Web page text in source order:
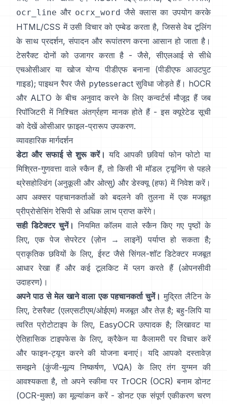
ocr_line और ocrx_word जैसे क्लास का उपयोग करके
HTML/CSS में उसी विचार को एम्बेड करता है, जिससे वेब टूलिंग
के साथ प्रदर्शन, संपादन और रूपांतरण करना आसान हो जाता है।
टेसरैक्ट दोनों को उजागर करता है - जैसे, सीएलआई से सीधे
एचओसीआर या खोज योग्य पीडीएफ बनाना (पीडीएफ आउटपुट
गाइड); पाइथन रैपर जैसे pytesseract सुविधा जोड़ते हैं। hOCR
और ALTO के बीच अनुवाद करने के लिए कन्वर्टर्स मौजूद हैं जब
रिपॉजिटरी में निश्चित अंतर्ग्रहण मानक होते हैं - इस क्यूरेटेड सूची
को देखें ओसीआर फ़ाइल-प्रारूप उपकरण.
व्यावहारिक मार्गदर्शन
डेटा और सफाई से शुरू करें। यदि आपकी छवियां फोन फोटो या
मिश्रित-गुणवत्ता वाले स्कैन हैं, तो किसी भी मॉडल ट्यूनिंग से पहले
थ्रेसहोल्डिंग (अनुकूली और ओत्सु) और डेस्क्यू (हफ) में निवेश करें।
आप अक्सर पहचानकर्ताओं को बदलने की तुलना में एक मजबूत
प्रीप्रोसेसिंग रेसिपी से अधिक लाभ प्राप्त करेंगे।
सही डिटेक्टर चुनें। नियमित कॉलम वाले स्कैन किए गए पृष्ठों के
लिए, एक पेज सेपरेटर (ज़ोन → लाइनें) पर्याप्त हो सकता है;
प्राकृतिक छवियों के लिए, ईस्ट जैसे सिंगल-शॉट डिटेक्टर मजबूत
आधार रेखा हैं और कई टूलकिट में प्लग करते हैं (ओपनसीवी
उदाहरण)।
अपने पाठ से मेल खाने वाला एक पहचानकर्ता चुनें। मुद्रित लैटिन के
लिए, टेसरैक्ट (एलएसटीएम/ओईएम) मजबूत और तेज़ है; बहु-लिपि या
त्वरित प्रोटोटाइप के लिए, EasyOCR उत्पादक है; लिखावट या
ऐतिहासिक टाइपफेस के लिए, क्रैकेन या कैलामरी पर विचार करें
और फाइन-ट्यून करने की योजना बनाएं। यदि आपको दस्तावेज़
समझने (कुंजी-मूल्य निष्कर्षण, VQA) के लिए तंग युग्मन की
आवश्यकता है, तो अपने स्कीमा पर TrOCR (OCR) बनाम डोनट
(OCR-मुक्त) का मूल्यांकन करें - डोनट एक संपूर्ण एकीकरण चरण